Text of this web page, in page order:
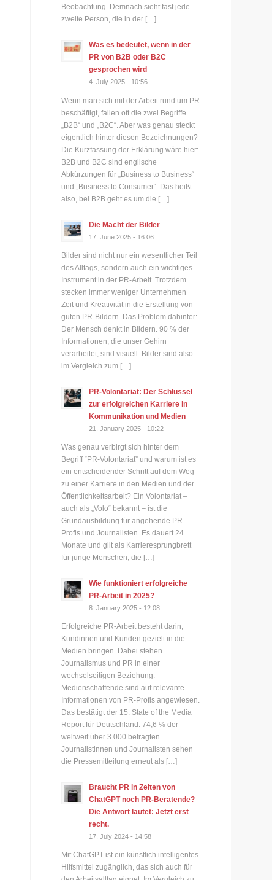
Beobachtung. Demnach sieht fast jede
zweite Person, die in der […]
Was es bedeutet, wenn in der
PR von B2B oder B2C
gesprochen wird
4. July 2025 - 10:56
Wenn man sich mit der Arbeit rund um PR
beschäftigt, fallen oft die zwei Begriffe
„B2B“ und „B2C“. Aber was genau steckt
eigentlich hinter diesen Bezeichnungen?
Die Kurzfassung der Erklärung wäre hier:
B2B und B2C sind englische
Abkürzungen für „Business to Business“
und „Business to Consumer“. Das heißt
also, bei B2B geht es um die […]
Die Macht der Bilder
17. June 2025 - 16:06
Bilder sind nicht nur ein wesentlicher Teil
des Alltags, sondern auch ein wichtiges
Instrument in der PR-Arbeit. Trotzdem
stecken immer weniger Unternehmen
Zeit und Kreativität in die Erstellung von
guten PR-Bildern. Das Problem dahinter:
Der Mensch denkt in Bildern. 90 % der
Informationen, die unser Gehirn
verarbeitet, sind visuell. Bilder sind also
im Vergleich zum […]
PR-Volontariat: Der Schlüssel
zur erfolgreichen Karriere in
Kommunikation und Medien
21. January 2025 - 10:22
Was genau verbirgt sich hinter dem
Begriff “PR-Volontariat” und warum ist es
ein entscheidender Schritt auf dem Weg
zu einer Karriere in den Medien und der
Öffentlichkeitsarbeit? Ein Volontariat –
auch als „Volo“ bekannt – ist die
Grundausbildung für angehende PR-
Profis und Journalisten. Es dauert 24
Monate und gilt als Karrieresprungbrett
für junge Menschen, die […]
Wie funktioniert erfolgreiche
PR-Arbeit in 2025?
8. January 2025 - 12:08
Erfolgreiche PR-Arbeit besteht darin,
Kundinnen und Kunden gezielt in die
Medien bringen. Dabei stehen
Journalismus und PR in einer
wechselseitigen Beziehung:
Medienschaffende sind auf relevante
Informationen von PR-Profis angewiesen.
Das bestätigt der 15. State of the Media
Report für Deutschland. 74,6 % der
weltweit über 3.000 befragten
Journalistinnen und Journalisten sehen
die Pressemitteilung erneut als […]
Braucht PR in Zeiten von
ChatGPT noch PR-Beratende?
Die Antwort lautet: Jetzt erst
recht.
17. July 2024 - 14:58
Mit ChatGPT ist ein künstlich intelligentes
Hilfsmittel zugänglich, das sich auch für